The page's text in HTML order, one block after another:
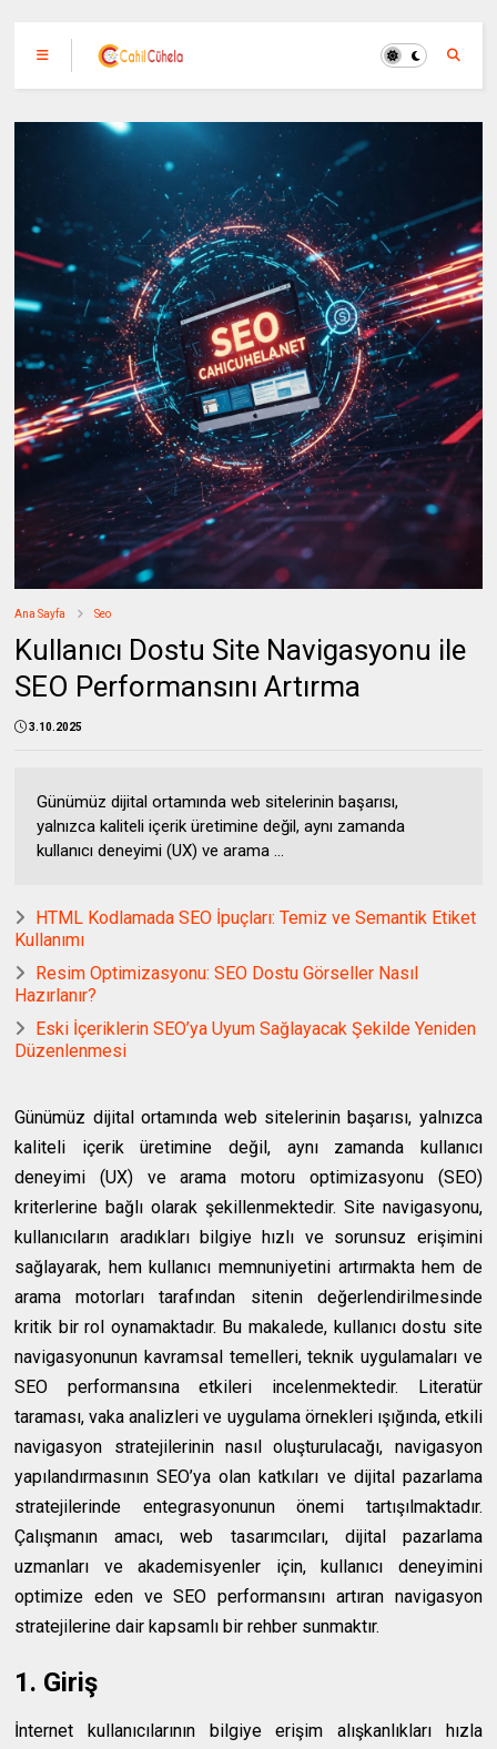
Ana Sayfa Seo
Kullanıcı Dostu Site Navigasyonu ile
SEO Performansını Artırma
3.10.2025
Günümüz dijital ortamında web sitelerinin başarısı,
yalnızca kaliteli içerik üretimine değil, aynı zamanda
kullanıcı deneyimi (UX) ve arama ...
HTML Kodlamada SEO İpuçları: Temiz ve Semantik Etiket
Kullanımı
Resim Optimizasyonu: SEO Dostu Görseller Nasıl
Hazırlanır?
Eski İçeriklerin SEO’ya Uyum Sağlayacak Şekilde Yeniden
Düzenlenmesi
Günümüz dijital ortamında web sitelerinin başarısı, yalnızca
kaliteli içerik üretimine değil, aynı zamanda kullanıcı
deneyimi (UX) ve arama motoru optimizasyonu (SEO)
kriterlerine bağlı olarak şekillenmektedir. Site navigasyonu,
kullanıcıların aradıkları bilgiye hızlı ve sorunsuz erişimini
sağlayarak, hem kullanıcı memnuniyetini artırmakta hem de
arama motorları tarafından sitenin değerlendirilmesinde
kritik bir rol oynamaktadır. Bu makalede, kullanıcı dostu site
navigasyonunun kavramsal temelleri, teknik uygulamaları ve
SEO performansına etkileri incelenmektedir. Literatür
taraması, vaka analizleri ve uygulama örnekleri ışığında, etkili
navigasyon stratejilerinin nasıl oluşturulacağı, navigasyon
yapılandırmasının SEO’ya olan katkıları ve dijital pazarlama
stratejilerinde entegrasyonunun önemi tartışılmaktadır.
Çalışmanın amacı, web tasarımcıları, dijital pazarlama
uzmanları ve akademisyenler için, kullanıcı deneyimini
optimize eden ve SEO performansını artıran navigasyon
stratejilerine dair kapsamlı bir rehber sunmaktır.
1. Giriş
İnternet kullanıcılarının bilgiye erişim alışkanlıkları hızla